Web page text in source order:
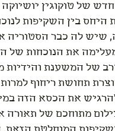
החדש של טוקוגין
היחס בין השקיפות
מעלימה את הנוכחות של
הרב של המשענת
תחושת ריחוף
את הכסא הזה
צילום מתוחכם של